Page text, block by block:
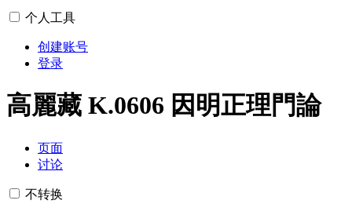
个人工具
创建账号
登录
高麗藏 K.0606 因明正理門論
页面
讨论
不转换